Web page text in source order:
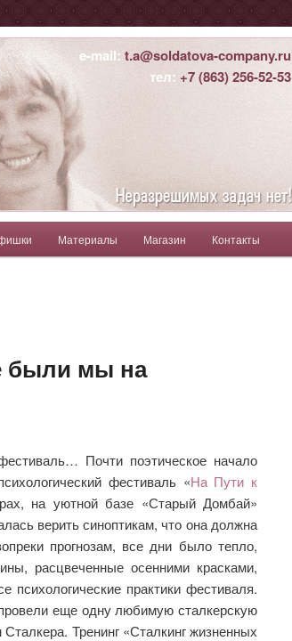
e-mail: t.a@soldatova-company.ru
тел: +7 (863) 256-52-53
Материалы Магазин Контакты
были мы на
Почти поэтическое начало
фестиваль «На Пути к
на уютной базе «Старый Домбай»
верить синоптикам, что она должна
прогнозам, все дни было тепло,
расцвеченные осенними красками,
психологические практики фестиваля.
еще одну любимую сталкерскую
Тренинг «Сталкинг жизненных